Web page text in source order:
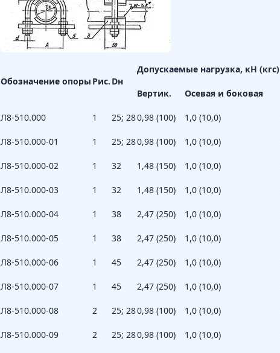
Обозначение опоры Рис. Dн
Допускаемые нагрузка, кН (кгс)
Вертик. Осевая и боковая
Л8-510.000 1 25; 280,98 (100) 1,0 (10,0)
Л8-510.000-01 1 25; 280,98 (100) 1,0 (10,0)
Л8-510.000-02 1 32 1,48 (150) 1,0 (10,0)
Л8-510.000-03 1 32 1,48 (150) 1,0 (10,0)
Л8-510.000-04 1 38 2,47 (250) 1,0 (10,0)
Л8-510.000-05 1 38 2,47 (250) 1,0 (10,0)
Л8-510.000-06 1 45 2,47 (250) 1,0 (10,0)
Л8-510.000-07 1 45 2,47 (250) 1,0 (10,0)
Л8-510.000-08 2 25; 280,98 (100) 1,0 (10,0)
Л8-510.000-09 2 25; 280,98 (100) 1,0 (10,0)